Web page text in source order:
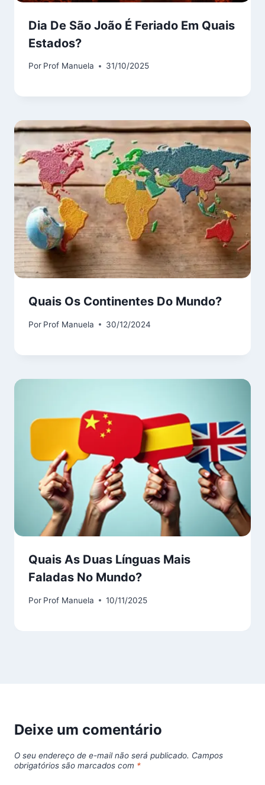
Dia De São João É Feriado Em Quais
Estados?
Por Prof Manuela 31/10/2025
Quais Os Continentes Do Mundo?
Por Prof Manuela 30/12/2024
Quais As Duas Línguas Mais
Faladas No Mundo?
Por Prof Manuela 10/11/2025
Deixe um comentário
O seu endereço de e-mail não será publicado. Campos
obrigatórios são marcados com *